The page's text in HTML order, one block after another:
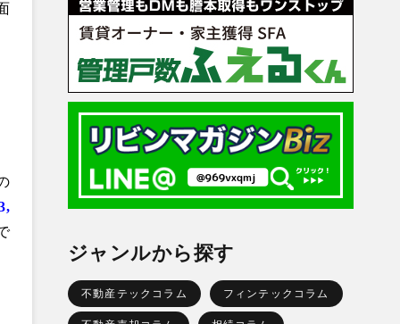
ジャンルから探す
不動産テックコラム フィンテックコラム